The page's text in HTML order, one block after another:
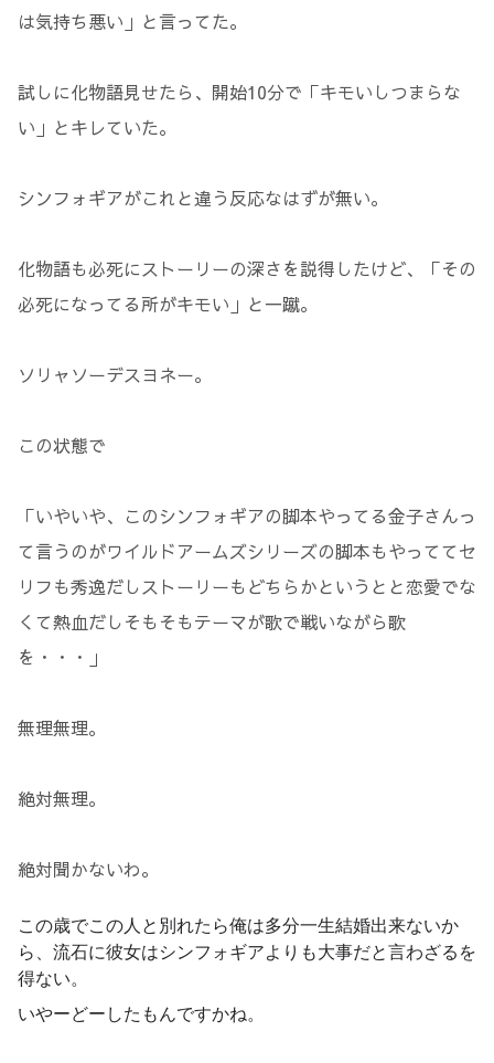
は気持ち悪い」と言ってた。
試しに化物語見せたら、開始10分で「キモいしつまらな
い」とキレていた。
シンフォギアがこれと違う反応なはずが無い。
化物語も必死にストーリーの深さを説得したけど、「その
必死になってる所がキモい」と一蹴。
ソリャソーデスヨネー。
この状態で
「いやいや、このシンフォギアの脚本やってる金子さんっ
て言うのがワイルドアームズシリーズの脚本もやっててセ
リフも秀逸だしストーリーもどちらかというとと恋愛でな
くて熱血だしそもそもテーマが歌で戦いながら歌
を・・・」
無理無理。
絶対無理。
絶対聞かないわ。
この歳でこの人と別れたら俺は多分一生結婚出来ないか
ら、流石に彼女はシンフォギアよりも大事だと言わざるを
得ない。
いやーどーしたもんですかね。